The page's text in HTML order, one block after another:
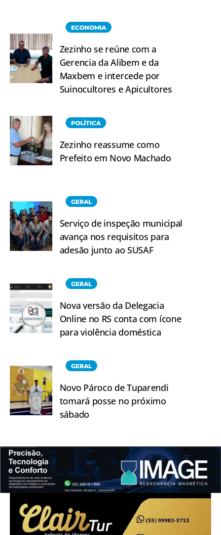
ECONOMIA
Zezinho se reúne com a
Gerencia da Alibem e da
Maxbem e intercede por
Suinocultores e Apicultores
POLÍTICA
Zezinho reassume como
Prefeito em Novo Machado
GERAL
Serviço de inspeção municipal
avança nos requisitos para
adesão junto ao SUSAF
GERAL
Nova versão da Delegacia
Online no RS conta com ícone
para violência doméstica
GERAL
Novo Pároco de Tuparendi
tomará posse no próximo
sábado